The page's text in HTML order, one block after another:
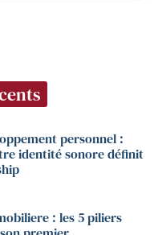
personnel :
identité sonore définit
: les 5 piliers